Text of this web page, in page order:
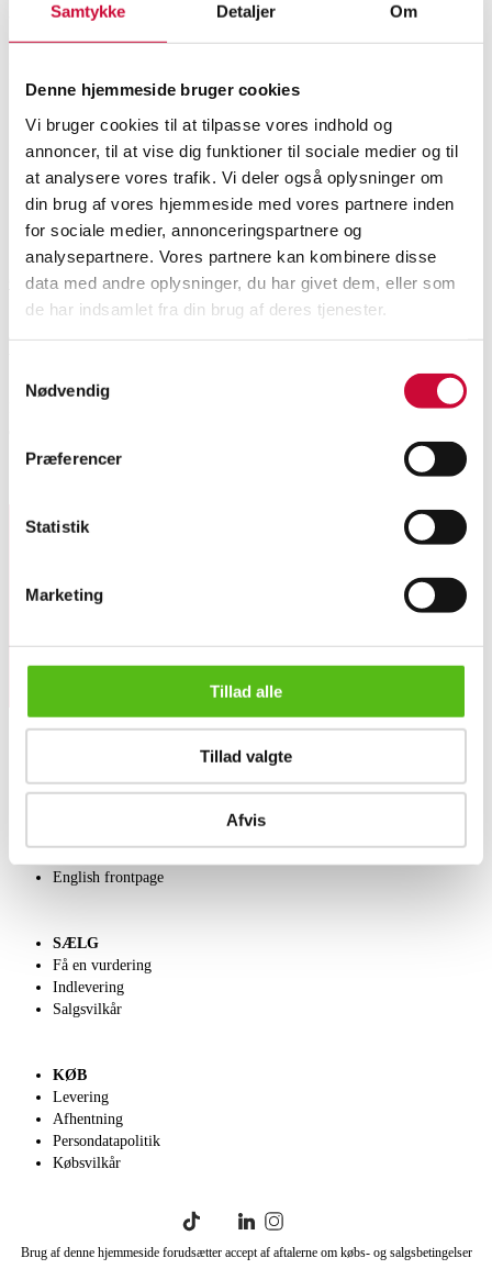
Samtykke Detaljer Om
Denne hjemmeside bruger cookies
Vi bruger cookies til at tilpasse vores indhold og
annoncer, til at vise dig funktioner til sociale medier og til
at analysere vores trafik. Vi deler også oplysninger om
din brug af vores hjemmeside med vores partnere inden
for sociale medier, annonceringspartnere og
analysepartnere. Vores partnere kan kombinere disse
data med andre oplysninger, du har givet dem, eller som
de har indsamlet fra din brug af deres tjenester.
Nødvendig
Præferencer
Statistik
Marketing
Tillad alle
Tillad valgte
Afvis
Et par ørestikker af sterlingsølv
smaragder, citriner og rhodolit
ranater. (2)
SHOWROOM
Odense
VURDERING
DKK 2.000
VARENUMMER
6531856
Beskrivelse
Et par ørestikker af sterlingsølv med facetslebne tanzanitter, smaragder,
OM OS
English frontpage
SÆLG
Få en vurdering
Indlevering
Salgsvilkår
KØB
Levering
Afhentning
Persondatapolitik
Købsvilkår
Brug af denne hjemmeside forudsætter accept af aftalerne om købs- og salgsbetingelser